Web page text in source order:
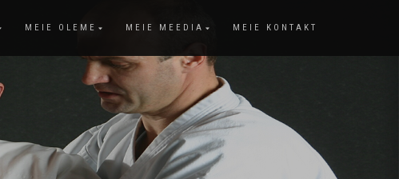
MEIE OLEME MEIE MEEDIA MEIE KONTAKT